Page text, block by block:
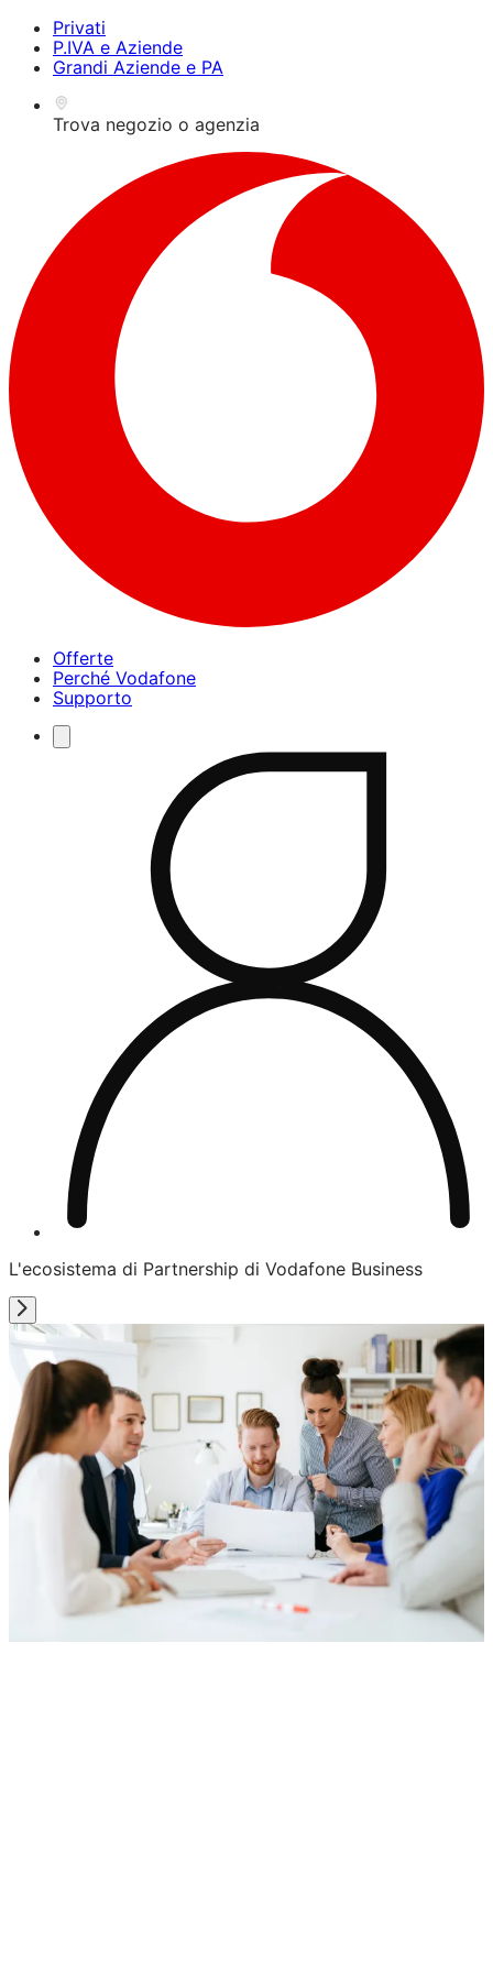
Privati
P.IVA e Aziende
Grandi Aziende e PA
Trova negozio o agenzia
Offerte
Perché Vodafone
Supporto
L'ecosistema di Partnership di Vodafone Business